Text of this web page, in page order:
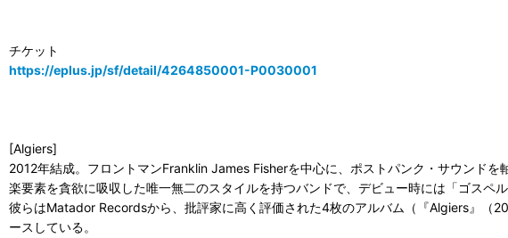
チケット
https://eplus.jp/sf/detail/4264850001-P0030001
[Algiers]
2012年結成。フロントマンFranklin James Fisherを中心に、ポストパンク・サウンド
楽要素を貪欲に吸収した唯一無二のスタイルを持つバンドで、デビュー時には「ゴスペ
彼らはMatador Recordsから、批評家に高く評価された4枚のアルバム（『Algiers』
ースしている。